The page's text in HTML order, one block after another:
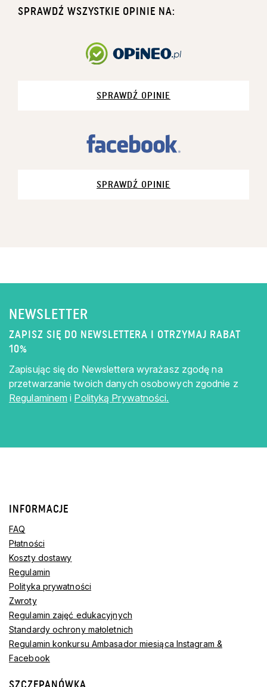
SPRAWDŹ WSZYSTKIE OPINIE NA:
SPRAWDŹ OPINIE
SPRAWDŹ OPINIE
NEWSLETTER
ZAPISZ SIĘ DO NEWSLETTERA I OTRZYMAJ RABAT
10%
Zapisując się do Newslettera wyrażasz zgodę na
przetwarzanie twoich danych osobowych zgodnie z
Regulaminem i Polityką Prywatności.
INFORMACJE
FAQ
Płatności
Koszty dostawy
Regulamin
Polityka prywatności
Zwroty
Regulamin zajęć edukacyjnych
Standardy ochrony małoletnich
Regulamin konkursu Ambasador miesiąca Instagram &
Facebook